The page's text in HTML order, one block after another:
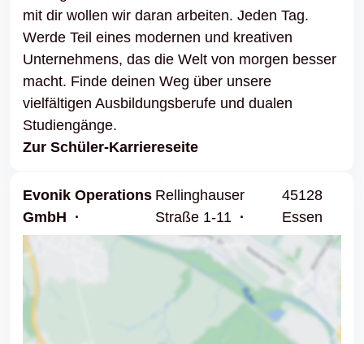
mit dir wollen wir daran arbeiten. Jeden Tag.
Werde Teil eines modernen und kreativen
Unternehmens, das die Welt von morgen besser
macht. Finde deinen Weg über unsere
vielfältigen Ausbildungsberufe und dualen
Studiengänge.
Zur Schüler-Karriereseite
Evonik Operations
GmbH
Rellinghauser
Straße 1-11
45128
Essen